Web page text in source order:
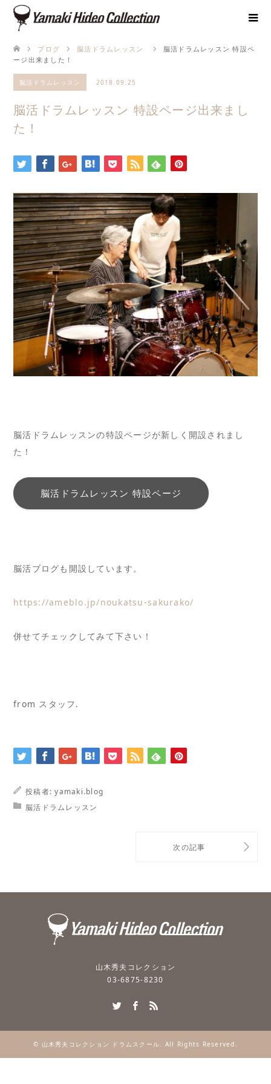
ブログ 脳活ドラムレッスン
脳活ドラムレッスン 特設ペ
ージ出来ました！
脳活ドラムレッスン 2018.09.25
脳活ドラムレッスン 特設ページ出来まし
た！
脳活ドラムレッスンの特設ページが新しく開設されまし
た！
脳活ドラムレッスン 特設ページ
脳活ブログも開設しています。
https://ameblo.jp/noukatsu-sakurako/
併せてチェックしてみて下さい！
from スタッフ.
投稿者:yamaki.blog
脳活ドラムレッスン
山木秀夫コレクション
03-6875-8230
© 山木秀夫コレクション ドラムスクール. All Rights Reserved.